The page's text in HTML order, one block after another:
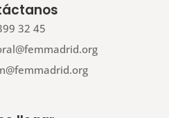
32 45